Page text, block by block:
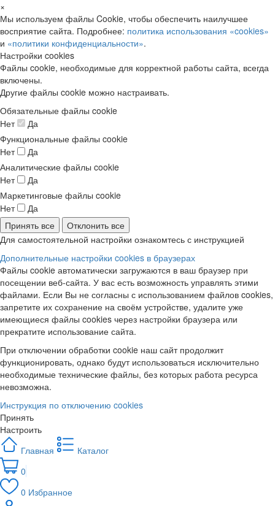
×
Мы используем файлы Cookie, чтобы обеспечить наилучшее
восприятие сайта. Подробнее: политика использования «cookies»
и «политики конфиденциальности».
Настройки cookies
Файлы cookie, необходимые для корректной работы сайта, всегда
включены.
Другие файлы cookie можно настраивать.
Обязательные файлы cookie
Нет
Да
Функциональные файлы cookie
Нет
Да
Аналитические файлы cookie
Нет
Да
Маркетинговые файлы cookie
Нет
Да
Принять все
Отклонить все
Для самостоятельной настройки ознакомтесь с инструкцией
Дополнительные настройки cookies в браузерах
Файлы cookie автоматически загружаются в ваш браузер при
посещении веб-сайта. У вас есть возможность управлять этими
файлами. Если Вы не согласны с использованием файлов cookies,
запретите их сохранение на своём устройстве, удалите уже
имеющиеся файлы cookies через настройки браузера или
прекратите использование сайта.
При отключении обработки cookie наш сайт продолжит
функционировать, однако будут использоваться исключительно
необходимые технические файлы, без которых работа ресурса
невозможна.
Инструкция по отключению cookies
Принять
Настроить
Главная
Каталог
0
0 Избранное